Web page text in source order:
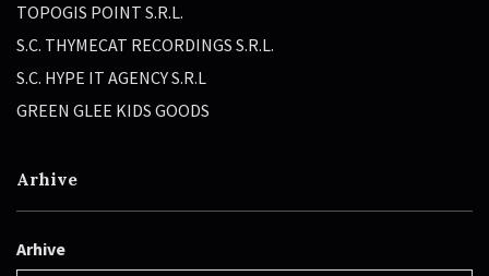
TOPOGIS POINT S.R.L.
S.C. THYMECAT RECORDINGS S.R.L.
S.C. HYPE IT AGENCY S.R.L
GREEN GLEE KIDS GOODS
Arhive
Arhive